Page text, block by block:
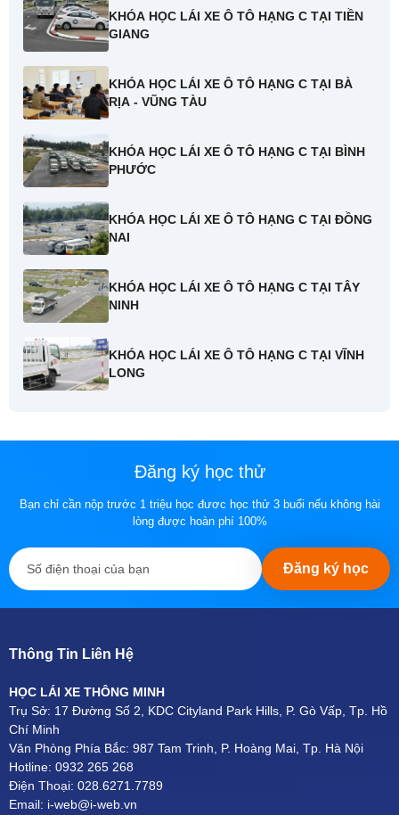
KHÓA HỌC LÁI XE Ô TÔ HẠNG C TẠI TIỀN
GIANG
KHÓA HỌC LÁI XE Ô TÔ HẠNG C TẠI BÀ
RỊA - VŨNG TÀU
KHÓA HỌC LÁI XE Ô TÔ HẠNG C TẠI BÌNH
PHƯỚC
KHÓA HỌC LÁI XE Ô TÔ HẠNG C TẠI ĐỒNG
NAI
KHÓA HỌC LÁI XE Ô TÔ HẠNG C TẠI TÂY
NINH
KHÓA HỌC LÁI XE Ô TÔ HẠNG C TẠI VĨNH
LONG
Đăng ký học thử
Bạn chỉ cần nộp trước 1 triệu học đươc học thử 3 buổi nếu không hài
lòng được hoàn phí 100%
Đăng ký học
Thông Tin Liên Hệ
HỌC LÁI XE THÔNG MINH
Trụ Sở: 17 Đường Số 2, KDC Cityland Park Hills, P. Gò Vấp, Tp. Hồ
Chí Minh
Văn Phòng Phía Bắc: 987 Tam Trinh, P. Hoàng Mai, Tp. Hà Nội
Hotline: 0932 265 268
Điện Thoại: 028.6271.7789
Email: i-web@i-web.vn